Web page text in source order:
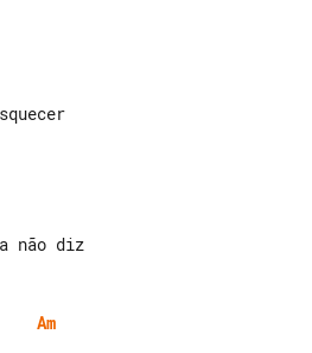
Am